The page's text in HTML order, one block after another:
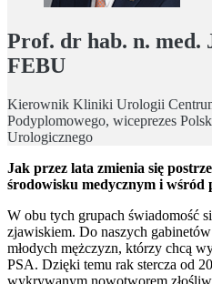
Prof. dr hab. n. med.
FEBU
Kierownik Kliniki Urologii
Podyplomowego, wiceprezes
Urologicznego
Jak przez lata zmienia się
środowisku medycznym i wśród
W obu tych grupach świadomość
zjawiskiem. Do naszych
młodych mężczyzn, którzy chcą
PSA. Dzięki temu rak stercza od
wykrywanym nowotworem